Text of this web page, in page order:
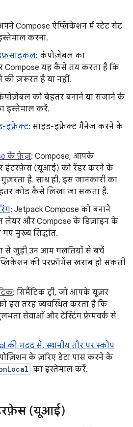
Compose ऐप्लिकेशन में स्टेट सेट
करना.
: कंपोज़ेबल का
यह कैसे तय करता है कि
की ज़रूरत है या नहीं.
को बेहतर बनाने या सजाने के
इस्तेमाल करें.
इफ़ेक्ट: साइड-इफ़ेक्ट मैनेज करने के
के फ़ेज़: Compose, आपके
इंटरफ़ेस (यूआई) को रेंडर करने के
है. साथ ही, इस जानकारी का
कोड कैसे लिखा जा सकता है.
: Jetpack Compose को बनाने
लेयर और Compose के डिज़ाइन के
मुख्य सिद्धांत.
से जुड़ी उन आम गलतियों से बचें
की परफ़ॉर्मेंस खराब हो सकती
: सिमैंटिक ट्री, जो आपके यूज़र
तरह व्यवस्थित करता है कि
सेवाओं और टेस्टिंग फ़्रेमवर्क से
की मदद से, स्थानीय तौर पर स्कोप
के ज़रिए डेटा पास करने के
का इस्तेमाल करें.
(यूआई)